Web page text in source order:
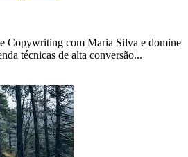
Copywriting com Maria Silva e domine
técnicas de alta conversão...